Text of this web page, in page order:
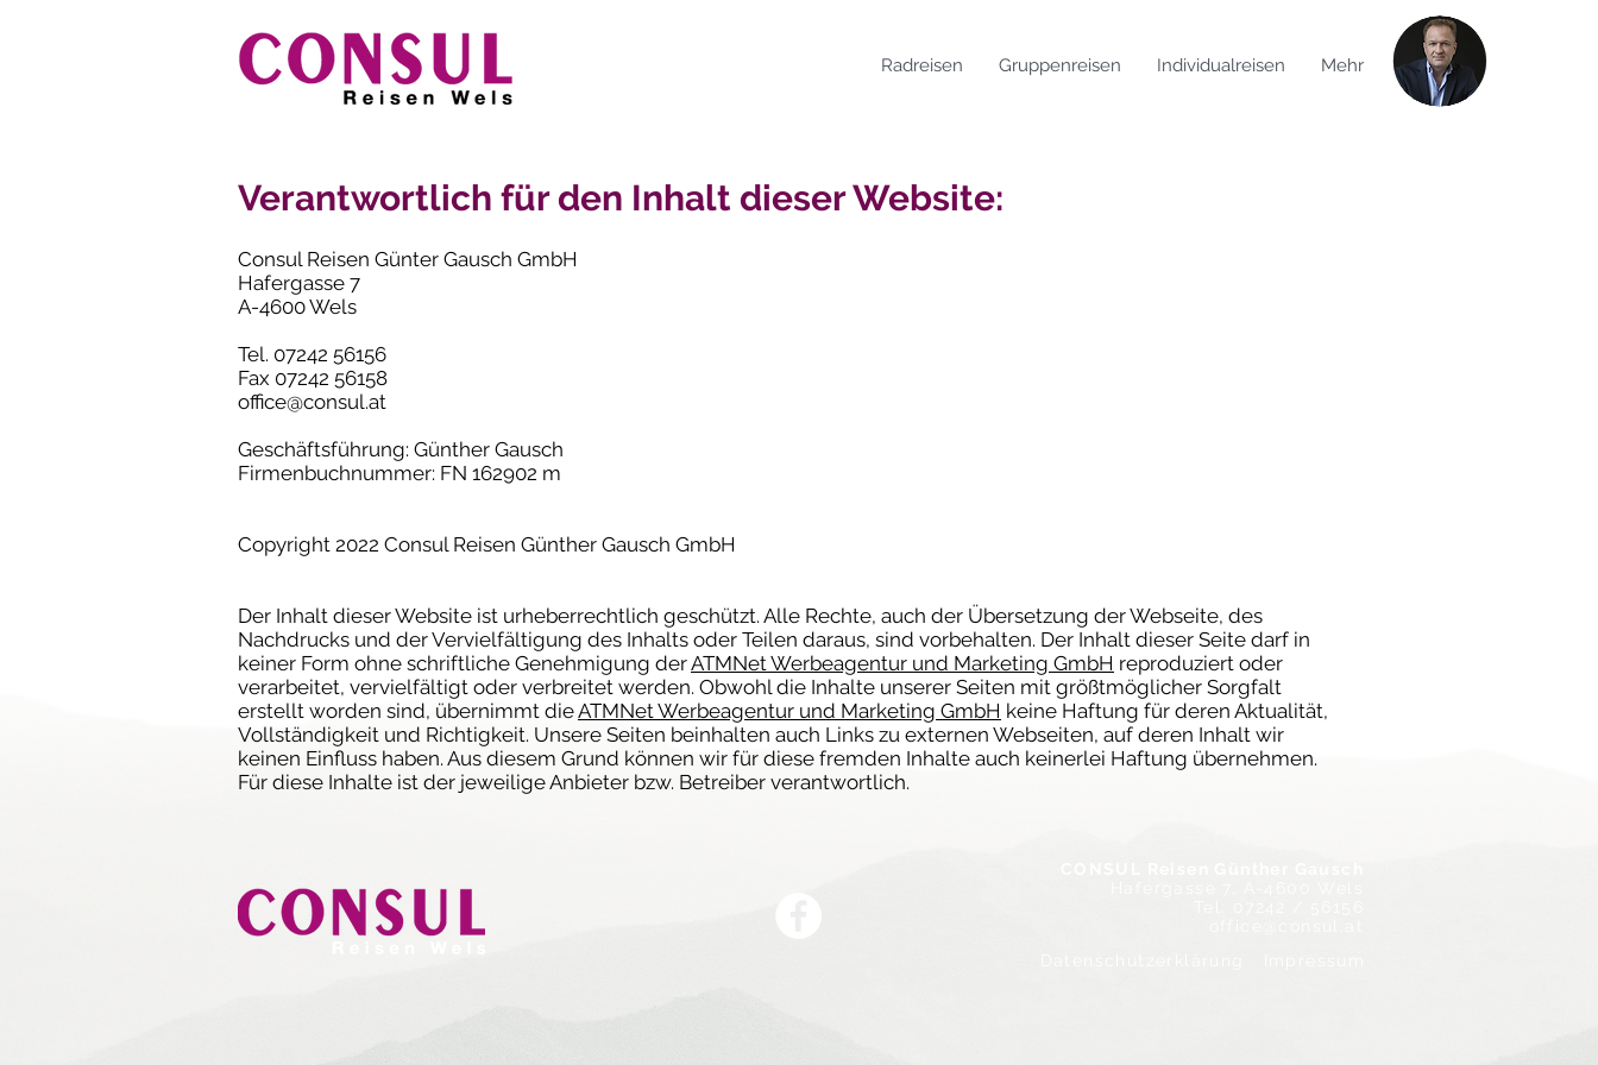
Radreisen Gruppenreisen Individualreisen Mehr
Verantwortlich für den Inhalt dieser Website:
Consul Reisen Günter Gausch GmbH
Hafergasse 7
A-4600 Wels
Tel. 07242 56156
Fax 07242 56158
office@consul.at
Geschäftsführung: Günther Gausch
Firmenbuchnummer: FN 162902 m
Copyright 2022 Consul Reisen Günther Gausch GmbH
Der Inhalt dieser Website ist urheberrechtlich geschützt. Alle Rechte, auch der Übersetzung der Webseite, des
Nachdrucks und der Vervielfältigung des Inhalts oder Teilen daraus, sind vorbehalten. Der Inhalt dieser Seite darf in
keiner Form ohne schriftliche Genehmigung derATMNet Werbeagentur und Marketing GmbH reproduziert oder
verarbeitet, vervielfältigt oder verbreitet werden. Obwohl die Inhalte unserer Seiten mit größtmöglicher Sorgfalt
erstellt worden sind, übernimmt dieATMNet Werbeagentur und Marketing GmbH keine Haftung für deren Aktualität,
Vollständigkeit und Richtigkeit. Unsere Seiten beinhalten auch Links zu externen Webseiten, auf deren Inhalt wir
keinen Einfluss haben. Aus diesem Grund können wir für diese fremden Inhalte auch keinerlei Haftung übernehmen.
Für diese Inhalte ist der jeweilige Anbieter bzw. Betreiber verantwortlich.